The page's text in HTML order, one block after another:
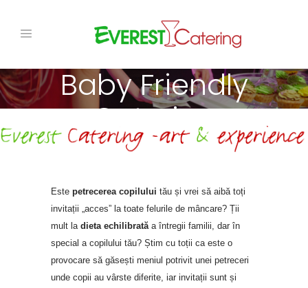
Baby Friendly
Catering
Este petrecerea copilului tău și vrei să aibă toți
invitații „acces” la toate felurile de mâncare? Ții
mult la dieta echilibrată a întregii familii, dar în
special a copilului tău? Știm cu toții ca este o
provocare să găsești meniul potrivit unei petreceri
unde copii au vârste diferite, iar invitații sunt și